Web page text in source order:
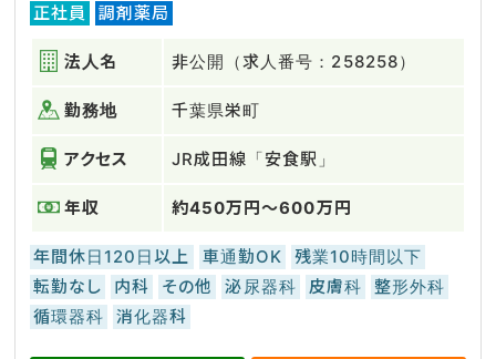
正社員 調剤薬局
法人名 非公開（求人番号：258258）
勤務地 千葉県栄町
アクセス JR成田線「安食駅」
年収 約450万円～600万円
年間休日120日以上 車通勤OK
残業10時間以下
転勤なし
内科 その他 泌尿器科 皮膚科
整形外科
循環器科
消化器科